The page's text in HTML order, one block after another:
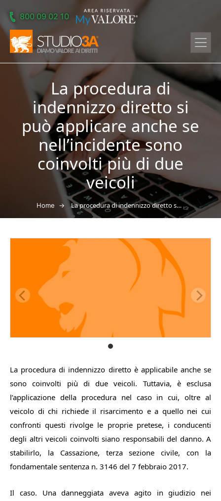
800 09 02 10
La procedura di
indennizzo diretto si
può applicare anche se
nell’incidente sono
coinvolti più di due
veicoli
Home → La procedura di indennizzo diretto si può applicare anche se nell’incidente sono coinvolti più di due veicoli
La procedura di indennizzo diretto è applicabile anche se
sono coinvolti più di due veicoli. Tuttavia, è esclusa
l’applicazione della procedura nel caso in cui, oltre al
veicolo di chi richiede il risarcimento e a quello nei cui
confronti questi rivolge le proprie pretese, i conducenti
degli altri veicoli coinvolti siano responsabili del danno. A
stabilirlo, la Cassazione, terza sezione civile, con la
fondamentale sentenza n. 3146 del 7 febbraio 2017.
Il caso. Una danneggiata aveva agito in giudizio nei